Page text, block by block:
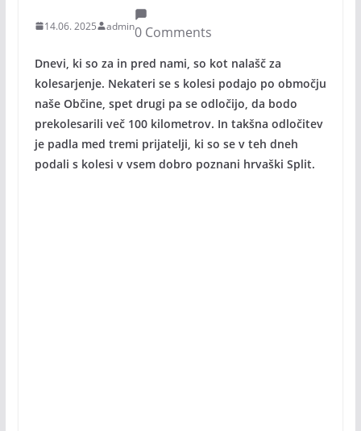
14.06. 2025 admin0 Comments
Dnevi, ki so za in pred nami, so kot nalašč za
kolesarjenje. Nekateri se s kolesi podajo po območju
naše Občine, spet drugi pa se odločijo, da bodo
prekolesarili več 100 kilometrov. In takšna odločitev
je padla med tremi prijatelji, ki so se v teh dneh
podali s kolesi v vsem dobro poznani hrvaški Split.